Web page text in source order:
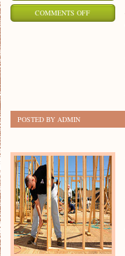
COMMENTS OFFON
POSTED BY ADMIN